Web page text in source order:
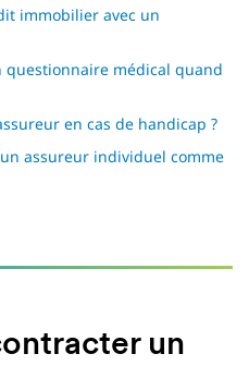
immobilier avec un
médical quand
en cas de handicap ?
assureur individuel comme
un